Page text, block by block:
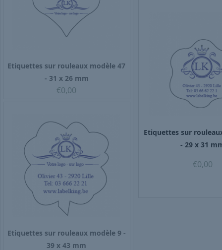
Etiquettes sur rouleaux modèle 47
- 31 x 26 mm
€0,00
Etiquettes sur rouleaux modèle 9 -
39 x 43 mm
Etiquettes sur
- 29 x 31
€0,00